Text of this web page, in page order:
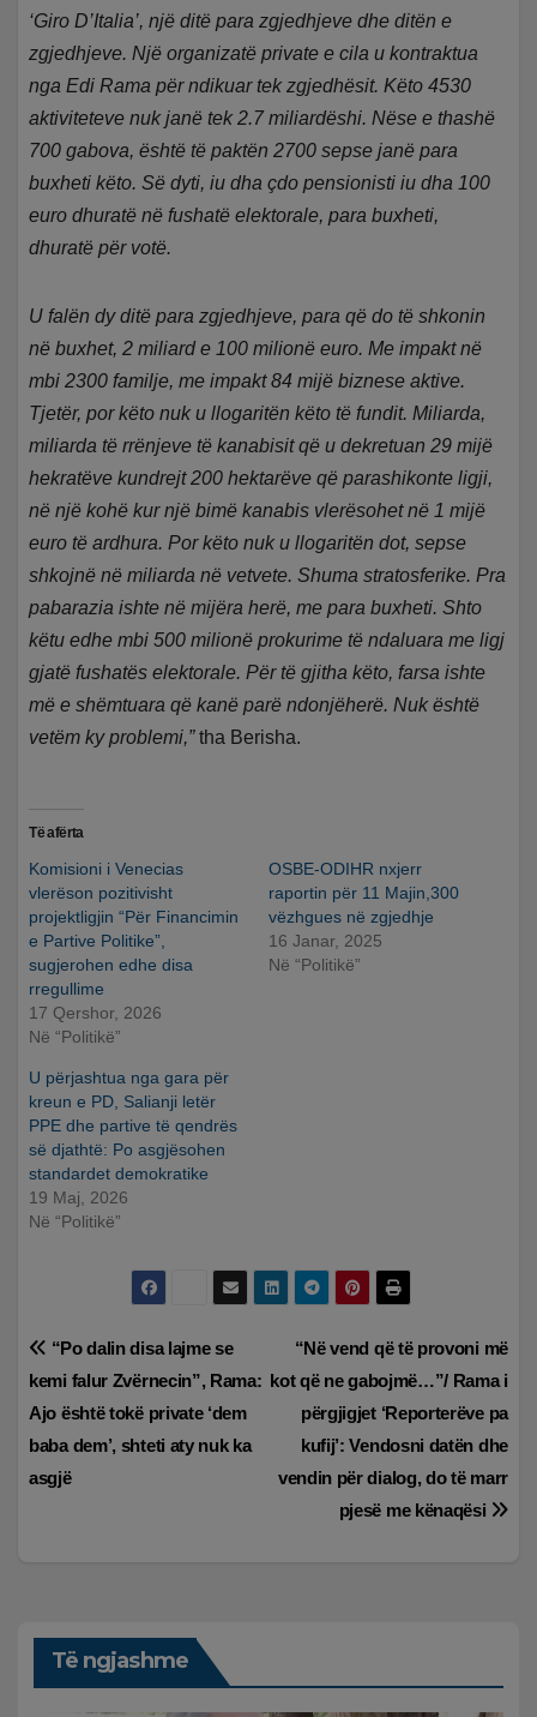
‘Giro D’Italia’, një ditë para zgjedhjeve dhe ditën e
zgjedhjeve. Një organizatë private e cila u kontraktua
nga Edi Rama për ndikuar tek zgjedhësit. Këto 4530
aktiviteteve nuk janë tek 2.7 miliardëshi. Nëse e thashë
700 gabova, është të paktën 2700 sepse janë para
buxheti këto. Së dyti, iu dha çdo pensionisti iu dha 100
euro dhuratë në fushatë elektorale, para buxheti,
dhuratë për votë.
U falën dy ditë para zgjedhjeve, para që do të shkonin
në buxhet, 2 miliard e 100 milionë euro. Me impakt në
mbi 2300 familje, me impakt 84 mijë biznese aktive.
Tjetër, por këto nuk u llogaritën këto të fundit. Miliarda,
miliarda të rrënjeve të kanabisit që u dekretuan 29 mijë
hekratëve kundrejt 200 hektarëve që parashikonte ligji,
në një kohë kur një bimë kanabis vlerësohet në 1 mijë
euro të ardhura. Por këto nuk u llogaritën dot, sepse
shkojnë në miliarda në vetvete. Shuma stratosferike. Pra
pabarazia ishte në mijëra herë, me para buxheti. Shto
këtu edhe mbi 500 milionë prokurime të ndaluara me ligj
gjatë fushatës elektorale. Për të gjitha këto, farsa ishte
më e shëmtuara që kanë parë ndonjëherë. Nuk është
vetëm ky problemi,”tha Berisha.
Të afërta
Komisioni i Venecias
vlerëson pozitivisht
projektligjin “Për Financimin
e Partive Politike”,
sugjerohen edhe disa
rregullime
17 Qershor, 2026
Në “Politikë”
OSBE-ODIHR nxjerr
raportin për 11 Majin,300
vëzhgues në zgjedhje
16 Janar, 2025
Në “Politikë”
U përjashtua nga gara për
kreun e PD, Salianji letër
PPE dhe partive të qendrës
së djathtë: Po asgjësohen
standardet demokratike
19 Maj, 2026
Në “Politikë”
Lëvizje
te
postimet
“Në vend që të provoni më
kot që ne gabojmë…”/ Rama i
përgjigjet ‘Reporterëve pa
kufij’: Vendosni datën dhe
vendin për dialog, do të marr
pjesë me kënaqësi
“Po dalin disa lajme se
kemi falur Zvërnecin”, Rama:
Ajo është tokë private ‘dem
baba dem’, shteti aty nuk ka
asgjë
Të ngjashme